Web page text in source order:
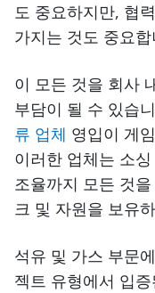
도 중요하지만, 협
가지는 것도 중요합
이 모든 것을 회사
부담이 될 수 있습
류 업체 영입이 게
이러한 업체는 소
조율까지 모든 것
크 및 자원을 보유
석유 및 가스 부문
젝트 유형에서 입